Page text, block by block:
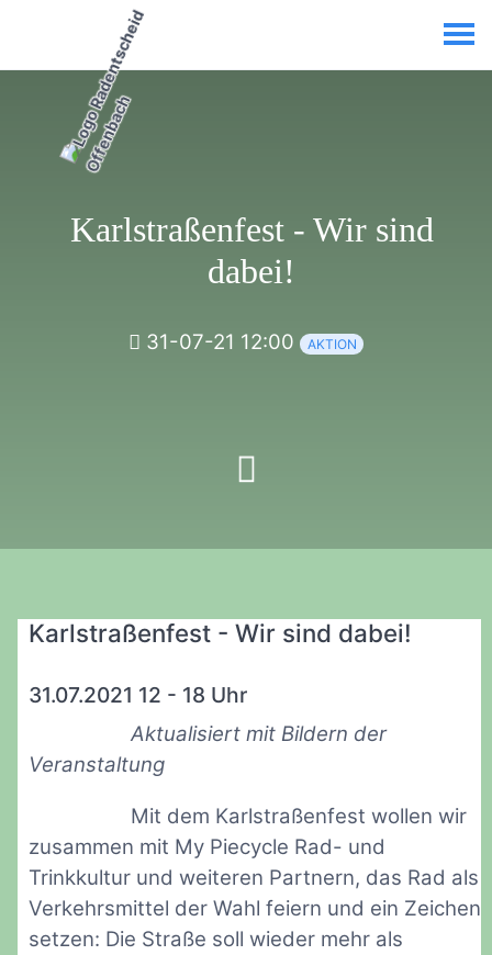
Karlstraßenfest - Wir sind
dabei!
31-07-21 12:00 AKTION
Karlstraßenfest - Wir sind dabei!
31.07.2021 12 - 18 Uhr
Aktualisiert mit Bildern der
Veranstaltung
Mit dem Karlstraßenfest wollen wir
zusammen mit My Piecycle Rad- und
Trinkkultur und weiteren Partnern, das Rad als
Verkehrsmittel der Wahl feiern und ein Zeichen
setzen: Die Straße soll wieder mehr als